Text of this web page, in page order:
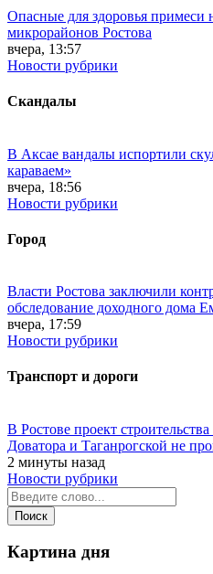
Опасные для здоровья примеси
микрорайонов Ростова
вчера, 13:57
Новости рубрики
Скандалы
В Аксае вандалы испортили
караваем»
вчера, 18:56
Новости рубрики
Город
Власти Ростова заключили
обследование доходного дома
вчера, 17:59
Новости рубрики
Транспорт и дороги
В Ростове проект
Доватора и Таганрогской не
2 минуты назад
Новости рубрики
Картина дня